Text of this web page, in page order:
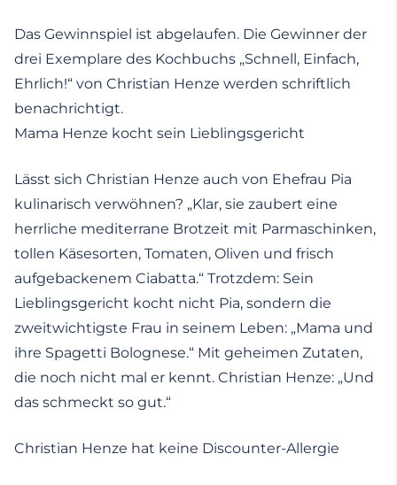
Das Gewinnspiel ist abgelaufen. Die Gewinner der
drei Exemplare des Kochbuchs „Schnell, Einfach,
Ehrlich!“ von Christian Henze werden schriftlich
benachrichtigt.
Mama Henze kocht sein Lieblingsgericht
Lässt sich Christian Henze auch von Ehefrau Pia
kulinarisch verwöhnen? „Klar, sie zaubert eine
herrliche mediterrane Brotzeit mit Parmaschinken,
tollen Käsesorten, Tomaten, Oliven und frisch
aufgebackenem Ciabatta.“ Trotzdem: Sein
Lieblingsgericht kocht nicht Pia, sondern die
zweitwichtigste Frau in seinem Leben: „Mama und
ihre Spagetti Bolognese.“ Mit geheimen Zutaten,
die noch nicht mal er kennt. Christian Henze: „Und
das schmeckt so gut.“
Christian Henze hat keine Discounter-Allergie